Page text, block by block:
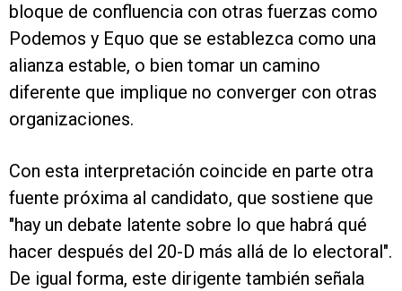
bloque de confluencia con otras fuerzas como
Podemos y Equo que se establezca como una
alianza estable, o bien tomar un camino
diferente que implique no converger con otras
organizaciones.
Con esta interpretación coincide en parte otra
fuente próxima al candidato, que sostiene que
"hay un debate latente sobre lo que habrá qué
hacer después del 20-D más allá de lo electoral".
De igual forma, este dirigente también señala